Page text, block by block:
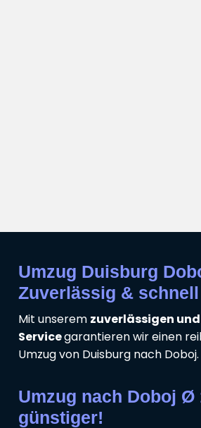
Umzug Duisburg
Zuverlässig & schnell
Mit unserem zuverlässigen
Servicegarantieren wir einen
Umzug von Duisburg nach Doboj.
Umzug nach Doboj Ø
günstiger!